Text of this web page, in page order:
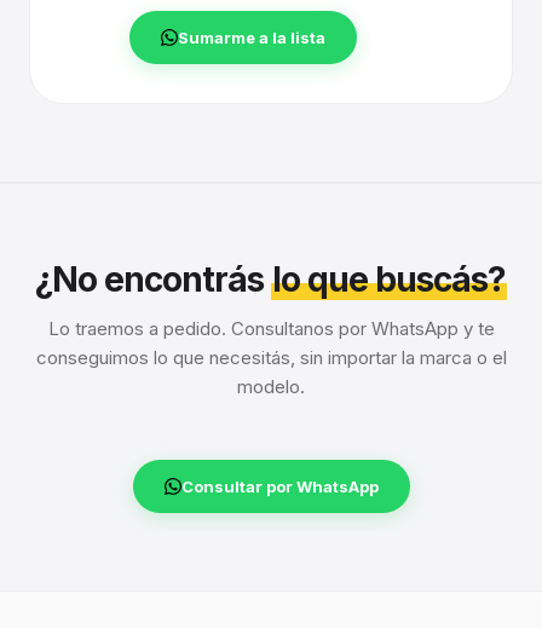
Sumarme a la lista
¿No encontráslo que buscás?
Lo traemos a pedido. Consultanos por WhatsApp y te
conseguimos lo que necesitás, sin importar la marca o el
modelo.
Consultar por WhatsApp